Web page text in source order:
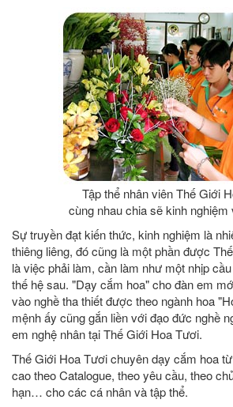
Tập thể nhân viên Thế Giới
cùng nhau chia sẽ kinh nghiệm
Sự truyền đạt kiến thức, kinh nghiệm là
thiêng liêng, đó cũng là một phần được
là việc phải làm, cần làm như một nhịp
thế hệ sau. "Dạy cắm hoa" cho đàn em
vào nghề tha thiết được theo ngành hoa
mệnh ấy cũng gắn liền với đạo đức nghề
em nghệ nhân tại Thế Giới Hoa Tươi.
Thế Giới Hoa Tươi chuyên dạy cắm hoa
cao theo Catalogue, theo yêu cầu, theo
hạn… cho các cá nhân và tập thể.